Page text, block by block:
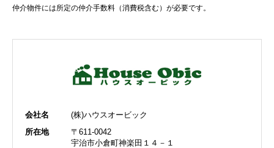
仲介物件には所定の仲介手数料（消費税含む）が必要です。
会社名
(株)ハウスオービック
所在地
〒611-0042
宇治市小倉町神楽田１４－１